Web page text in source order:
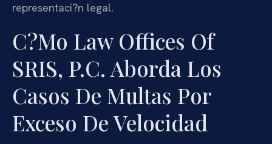
representaci?n legal.
C?mo Law Offices Of
SRIS, P.C. Aborda Los
Casos De Multas Por
Exceso De Velocidad